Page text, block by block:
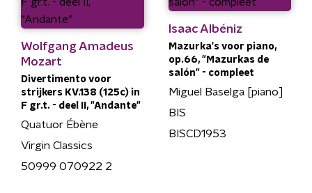
Wolfgang Amadeus
Mozart
Divertimento voor
strijkers KV.138 (125c) in
F gr.t. - deel II, "Andante"
Quatuor Ébène
Virgin Classics
50999 070922 2
Isaac Albéniz
Mazurka's voor piano,
op.66, "Mazurkas de
salón" - compleet
Miguel Baselga [piano]
BIS
BISCD1953